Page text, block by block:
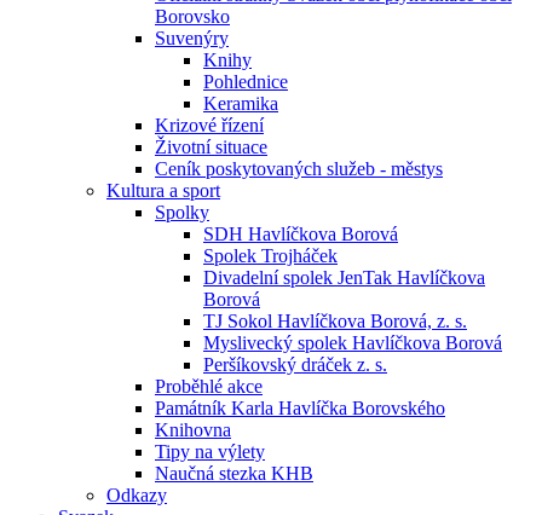
Borovsko
Suvenýry
Knihy
Pohlednice
Keramika
Krizové řízení
Životní situace
Ceník poskytovaných služeb - městys
Kultura a sport
Spolky
SDH Havlíčkova Borová
Spolek Trojháček
Divadelní spolek JenTak Havlíčkova
Borová
TJ Sokol Havlíčkova Borová, z. s.
Myslivecký spolek Havlíčkova Borová
Peršíkovský dráček z. s.
Proběhlé akce
Památník Karla Havlíčka Borovského
Knihovna
Tipy na výlety
Naučná stezka KHB
Odkazy